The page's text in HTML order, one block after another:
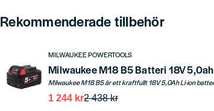
Rekommenderade tillbehör
MILWAUKEE POWERTOOLS
Milwaukee M18 B5 Batteri 18V 5,0ah
2 438 kr
1 244 kr